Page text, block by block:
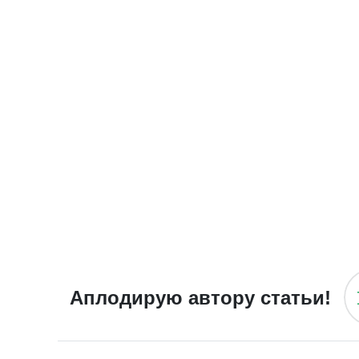
Аплодирую автору статьи!